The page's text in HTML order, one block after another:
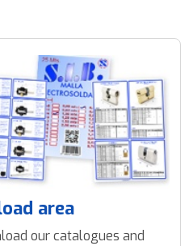
area
our catalogues and